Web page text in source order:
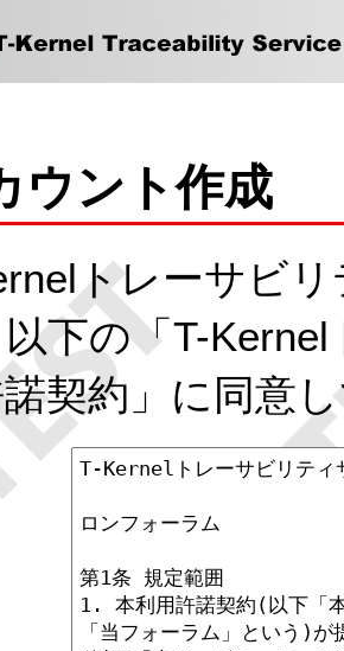
ウント作成
トレーサビ
下の「T-
諾契約」に同意